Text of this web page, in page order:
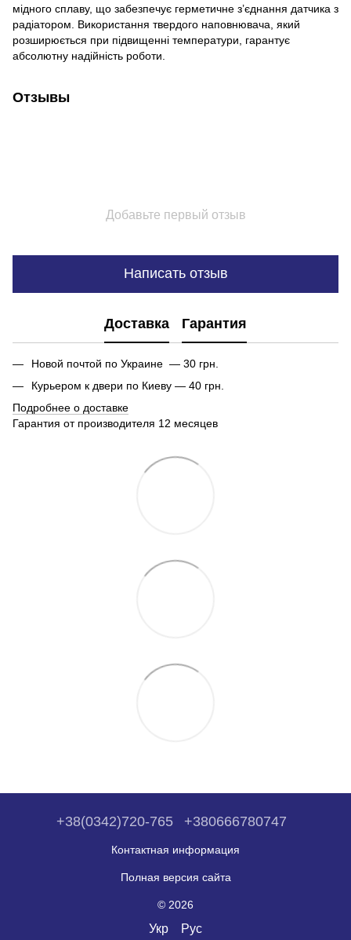
мідного сплаву, що забезпечує герметичне з’єднання датчика з
радіатором. Використання твердого наповнювача, який
розширюється при підвищенні температури, гарантує
абсолютну надійність роботи.
Отзывы
Добавьте первый отзыв
Написать отзыв
Доставка Гарантия
Новой почтой по Украине — 30 грн.
Курьером к двери по Киеву — 40 грн.
Подробнее о доставке
Гарантия от производителя 12 месяцев
+38(0342)720-765 +380666780747
Контактная информация
Полная версия сайта
© 2026
Укр Рус